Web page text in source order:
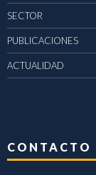
SECTOR
PUBLICACIONES
ACTUALIDAD
CONTACTO